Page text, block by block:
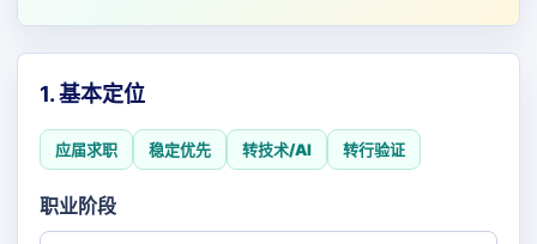
1. 基本定位
应届求职 稳定优先 转技术/AI 转行验证
职业阶段